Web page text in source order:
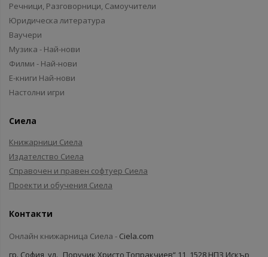
Речници, Разговорници, Самоучители
Юридическа литература
Ваучери
Музика - Най-нови
Филми - Най-нови
Е-книги Най-нови
Настолни игри
Сиела
Книжарници Сиела
Издателство Сиела
Справочен и правен софтуер Сиела
Проекти и обучения Сиела
Контакти
Онлайн книжарница Сиела - Ciela.com
гр. София, ул. „Поручик Христо Топракчиев“ 11, 1528 НПЗ Искър,